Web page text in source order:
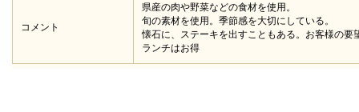
コメント
県産の肉や野菜などの食材を使用。
旬の素材を使用。季節感を大切にしている。
懐石に、ステーキを出すこともある。お客様の要
ランチはお得